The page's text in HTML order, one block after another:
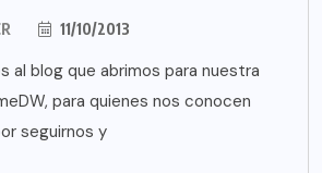
11/10/2013
al blog que abrimos para nuestra
para quienes nos conocen
seguirnos y